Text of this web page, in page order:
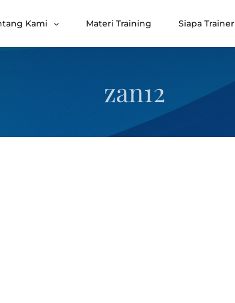
Kami Materi Training Siapa Trainer
zan12